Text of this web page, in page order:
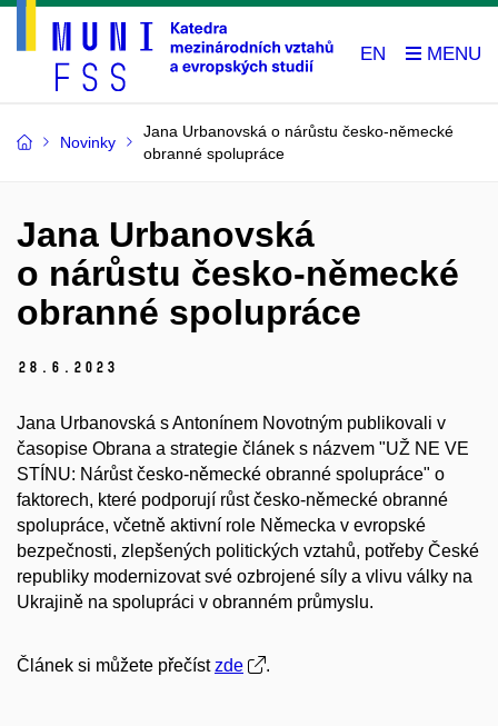
EN
Novinky
Jana Urbanovská o nárůstu česko-německé
obranné spolupráce
Jana Urbanovská
o nárůstu česko-německé
obranné spolupráce
28. 6. 2023
Jana Urbanovská s Antonínem Novotným publikovali v
časopise Obrana a strategie článek s názvem "UŽ NE VE
STÍNU: Nárůst česko-německé obranné spolupráce" o
faktorech, které podporují růst česko-německé obranné
spolupráce, včetně aktivní role Německa v evropské
bezpečnosti, zlepšených politických vztahů, potřeby České
republiky modernizovat své ozbrojené síly a vlivu války na
Ukrajině na spolupráci v obranném průmyslu.
Článek si můžete přečístzde .